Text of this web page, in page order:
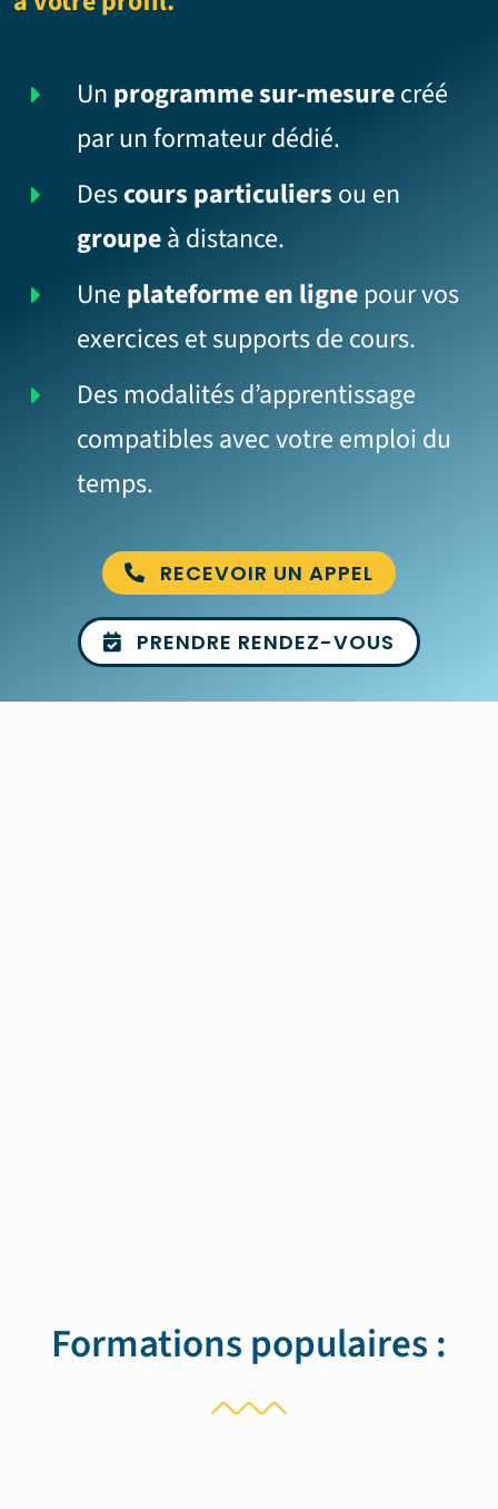
Un programme sur-mesurecréé
par un formateur dédié.
Descours particuliers ou en
groupeà distance.
Une plateforme en ligne pour vos
exercices et supports de cours.
Des modalités d’apprentissage
compatibles avec votre emploi du
temps.
RECEVOIR UN APPEL
PRENDRE RENDEZ-VOUS
Formations populaires :